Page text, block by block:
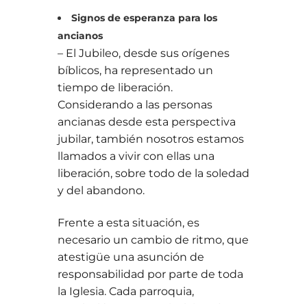
Signos de esperanza para los
ancianos
– El Jubileo, desde sus orígenes
bíblicos, ha representado un
tiempo de liberación.
Considerando a las personas
ancianas desde esta perspectiva
jubilar, también nosotros estamos
llamados a vivir con ellas una
liberación, sobre todo de la soledad
y del abandono.
Frente a esta situación, es
necesario un cambio de ritmo, que
atestigüe una asunción de
responsabilidad por parte de toda
la Iglesia. Cada parroquia,